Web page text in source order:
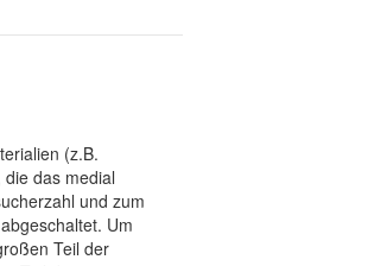
(z.B.
das medial
und zum
Um
Teil der